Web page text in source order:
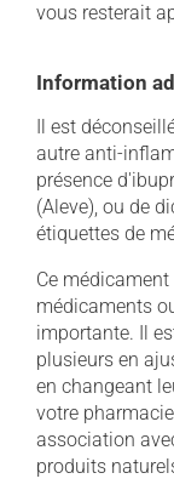
vous resterait
Information
Il est
autre anti-
présence
(Aleve), ou de
étiquettes de
Ce
médicaments
importante. Il
plusieurs en
en changeant
votre
association
produits